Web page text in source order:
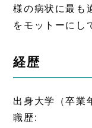
様の病状に最も
をモットーにし
経歴
出身大学（卒業
職歴: